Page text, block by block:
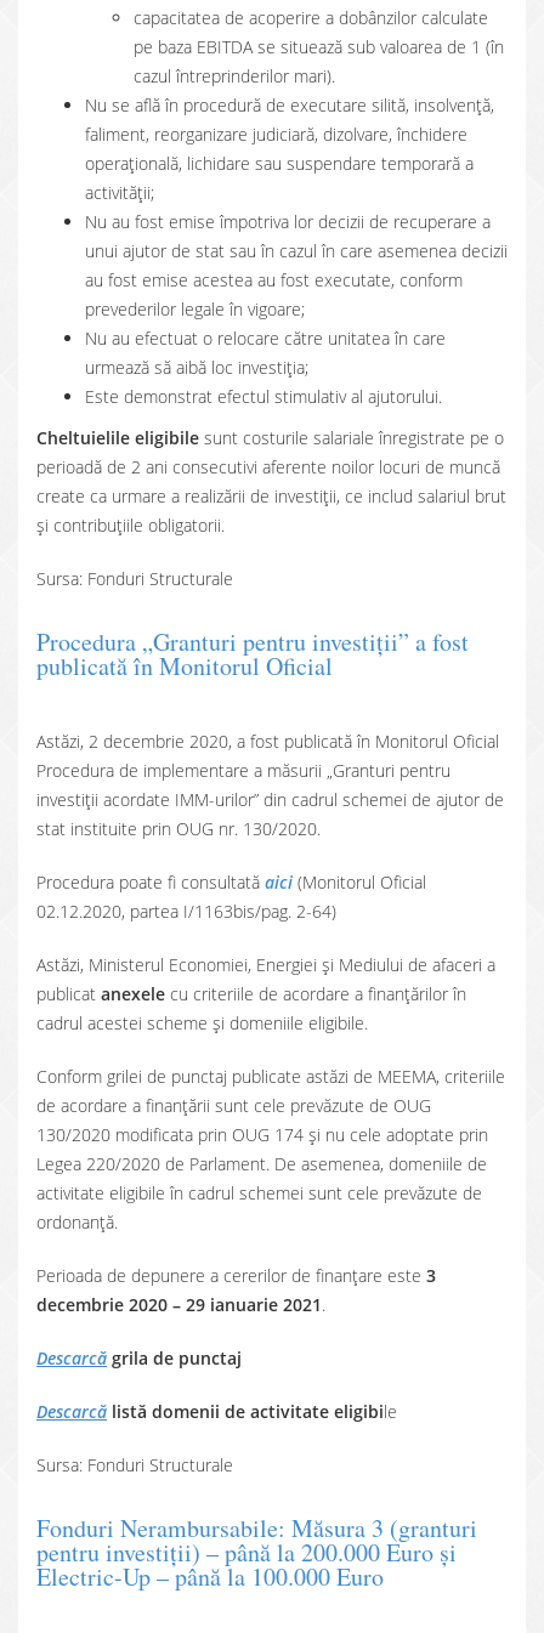
capacitatea de acoperire a dobânzilor calculate
pe baza EBITDA se situează sub valoarea de 1 (în
cazul întreprinderilor mari).
Nu se află în procedură de executare silită, insolvenţă,
faliment, reorganizare judiciară, dizolvare, închidere
operațională, lichidare sau suspendare temporară a
activităţii;
Nu au fost emise împotriva lor decizii de recuperare a
unui ajutor de stat sau în cazul în care asemenea decizii
au fost emise acestea au fost executate, conform
prevederilor legale în vigoare;
Nu au efectuat o relocare către unitatea în care
urmează să aibă loc investiția;
Este demonstrat efectul stimulativ al ajutorului.
Cheltuielile eligibile sunt costurile salariale înregistrate pe o
perioadă de 2 ani consecutivi aferente noilor locuri de muncă
create ca urmare a realizării de investiţii, ce includ salariul brut
și contribuțiile obligatorii.
Sursa: Fonduri Structurale
Procedura „Granturi pentru investiții” a fost
publicată în Monitorul Oficial
Astăzi, 2 decembrie 2020, a fost publicată în Monitorul Oficial
Procedura de implementare a măsurii „Granturi pentru
investiții acordate IMM-urilor” din cadrul schemei de ajutor de
stat instituite prin OUG nr. 130/2020.
Procedura poate fi consultată aici (Monitorul Oficial
02.12.2020, partea I/1163bis/pag. 2-64)
Astăzi, Ministerul Economiei, Energiei și Mediului de afaceri a
publicat anexele cu criteriile de acordare a finanțărilor în
cadrul acestei scheme și domeniile eligibile.
Conform grilei de punctaj publicate astăzi de MEEMA, criteriile
de acordare a finanțării sunt cele prevăzute de OUG
130/2020 modificata prin OUG 174 și nu cele adoptate prin
Legea 220/2020 de Parlament. De asemenea, domeniile de
activitate eligibile în cadrul schemei sunt cele prevăzute de
ordonanță.
Perioada de depunere a cererilor de finanțare este 3
decembrie 2020 – 29 ianuarie 2021.
Descarcă grila de punctaj
Descarcă listă domenii de activitate eligibile
Sursa: Fonduri Structurale
Fonduri Nerambursabile: Măsura 3 (granturi
pentru investiții) – până la 200.000 Euro și
Electric-Up – până la 100.000 Euro